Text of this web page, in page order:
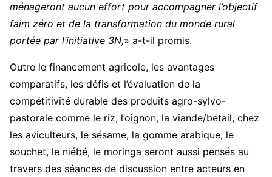
ménageront aucun effort pour accompagner l’objectif
faim zéro et de la transformation du monde rural
portée par l’initiative 3N,» a-t-il promis.
Outre le financement agricole, les avantages
comparatifs, les défis et l’évaluation de la
compétitivité durable des produits agro-sylvo-
pastorale comme le riz, l’oignon, la viande/bétail, chez
les aviculteurs, le sésame, la gomme arabique, le
souchet, le niébé, le moringa seront aussi pensés au
travers des séances de discussion entre acteurs en